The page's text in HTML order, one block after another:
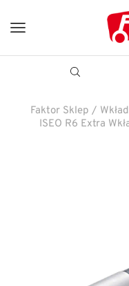
Faktor Sklep /
ISEO R6 Extra